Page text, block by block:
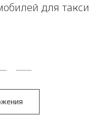
для такси